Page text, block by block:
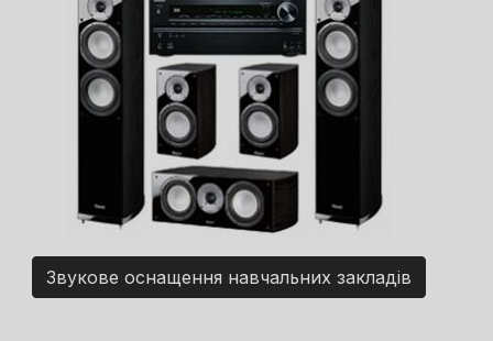
Звукове оснащення навчальних закладів